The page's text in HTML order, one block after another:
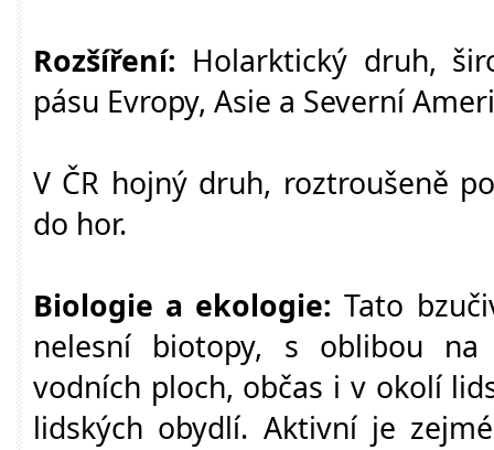
Rozšíření: Holarktický druh,
pásu Evropy, Asie a Severní
V ČR hojný druh, roztroušeně
do hor.
Biologie a ekologie: Tato
nelesní biotopy, s oblibou
vodních ploch, občas i v okolí
lidských obydlí. Aktivní je